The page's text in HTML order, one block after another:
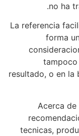
no ha
La referencia
forma
tampoco
resultado, o en la
Acerca de
tecnicas,